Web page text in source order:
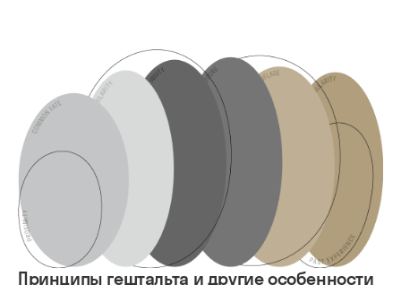
Принципы гештальта и другие особенности